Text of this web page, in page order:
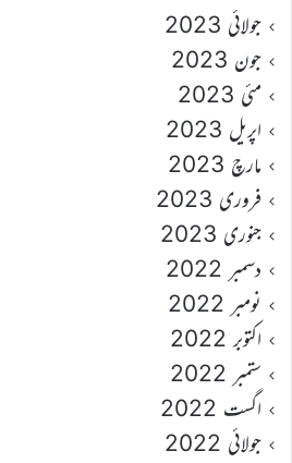
جولائی 2023
جون 2023
مئی 2023
اپریل 2023
مارچ 2023
فروری 2023
جنوری 2023
دسمبر 2022
نومبر 2022
اکتوبر 2022
ستمبر 2022
اگست 2022
جولائی 2022